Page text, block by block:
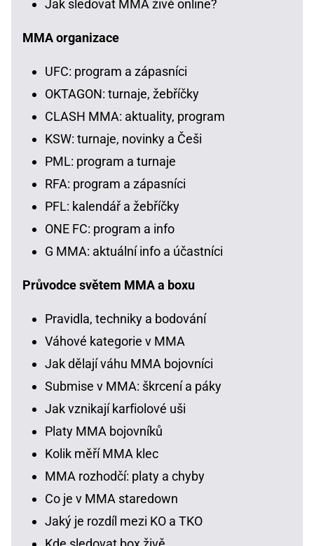
Jak sledovat MMA živě online?
MMA organizace
UFC: program a zápasníci
OKTAGON: turnaje, žebříčky
CLASH MMA: aktuality, program
KSW: turnaje, novinky a Češi
PML: program a turnaje
RFA: program a zápasníci
PFL: kalendář a žebříčky
ONE FC: program a info
G MMA: aktuální info a účastníci
Průvodce světem MMA a boxu
Pravidla, techniky a bodování
Váhové kategorie v MMA
Jak dělají váhu MMA bojovníci
Submise v MMA: škrcení a páky
Jak vznikají karfiolové uši
Platy MMA bojovníků
Kolik měří MMA klec
MMA rozhodčí: platy a chyby
Co je v MMA staredown
Jaký je rozdíl mezi KO a TKO